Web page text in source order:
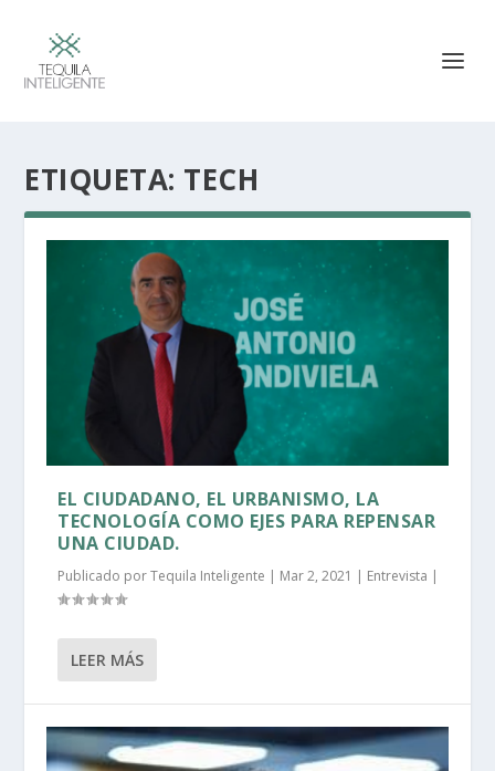
ETIQUETA: TECH
EL CIUDADANO, EL URBANISMO, LA
TECNOLOGÍA COMO EJES PARA REPENSAR
UNA CIUDAD.
Publicado porTequila Inteligente | Mar 2, 2021 | Entrevista |
LEER MÁS